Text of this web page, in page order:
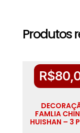
Produtos
R$
FAMLIA
HUISHAN – 3